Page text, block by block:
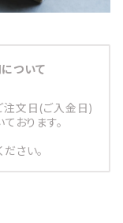
ついて
注文日(ご入金日)
おります。
さい。